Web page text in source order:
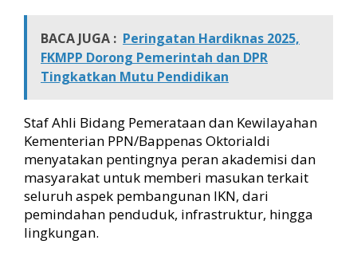
BACA JUGA : Peringatan Hardiknas 2025,
FKMPP Dorong Pemerintah dan DPR
Tingkatkan Mutu Pendidikan
Staf Ahli Bidang Pemerataan dan Kewilayahan
Kementerian PPN/Bappenas Oktorialdi
menyatakan pentingnya peran akademisi dan
masyarakat untuk memberi masukan terkait
seluruh aspek pembangunan IKN, dari
pemindahan penduduk, infrastruktur, hingga
lingkungan.